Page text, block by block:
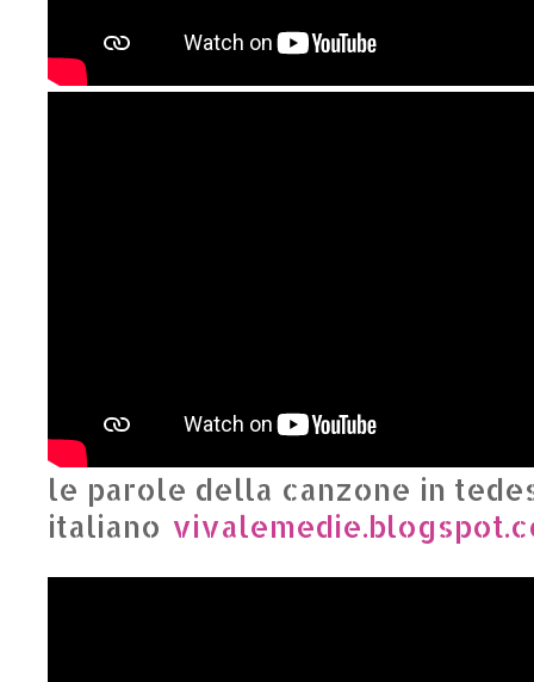
le parole della canzone in
italiano